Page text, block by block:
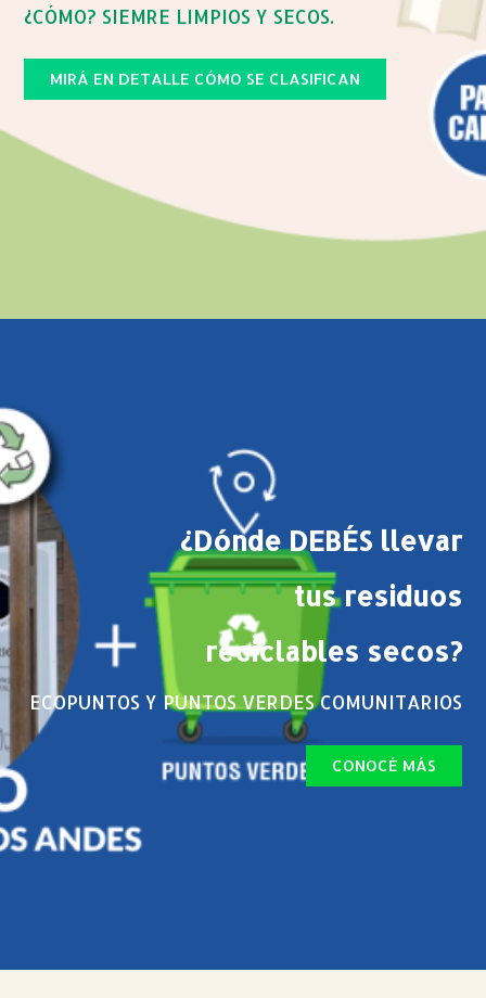
¿CÓMO? SIEMRE LIMPIOS Y SECOS.
MIRÁ EN DETALLE CÓMO SE CLASIFICAN
¿Dónde DEBÉS llevar
tus residuos
reciclables secos?
ECOPUNTOS Y PUNTOS VERDES COMUNITARIOS
CONOCÉ MÁS